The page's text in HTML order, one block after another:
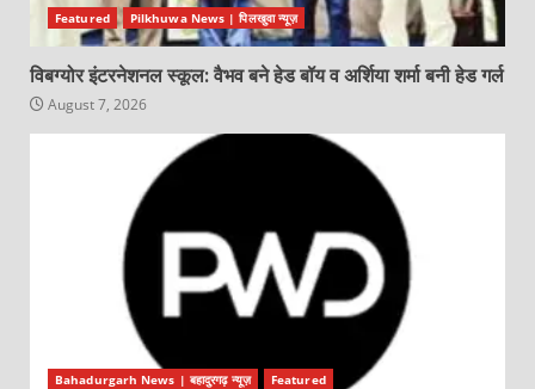
Featured Pilkhuwa News | पिलखुवा न्यूज़
विबग्योर इंटरनेशनल स्कूल: वैभव बने हेड बॉय व अर्शिया शर्मा बनी हेड गर्ल
August 7, 2026
Bahadurgarh News | बहादुरगढ़ न्यूज़ Featured